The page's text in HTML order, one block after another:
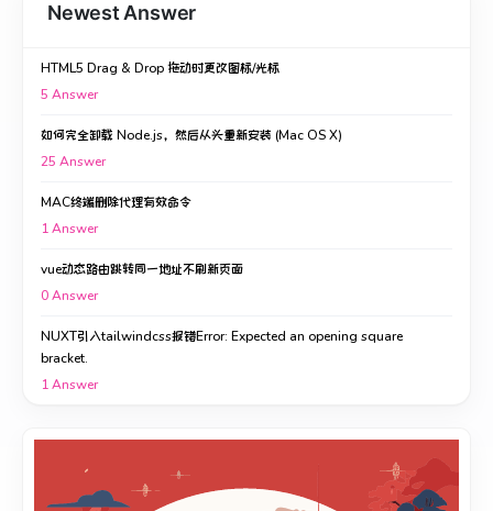
Newest Answer
HTML5 Drag & Drop 拖动时更改图标/光标
5 Answer
如何完全卸载 Node.js，然后从头重新安装 (Mac OS X)
25 Answer
MAC终端删除代理有效命令
1Answer
vue动态路由跳转同一地址不刷新页面
0Answer
NUXT引入tailwindcss报错Error: Expected an opening square
bracket.
1Answer